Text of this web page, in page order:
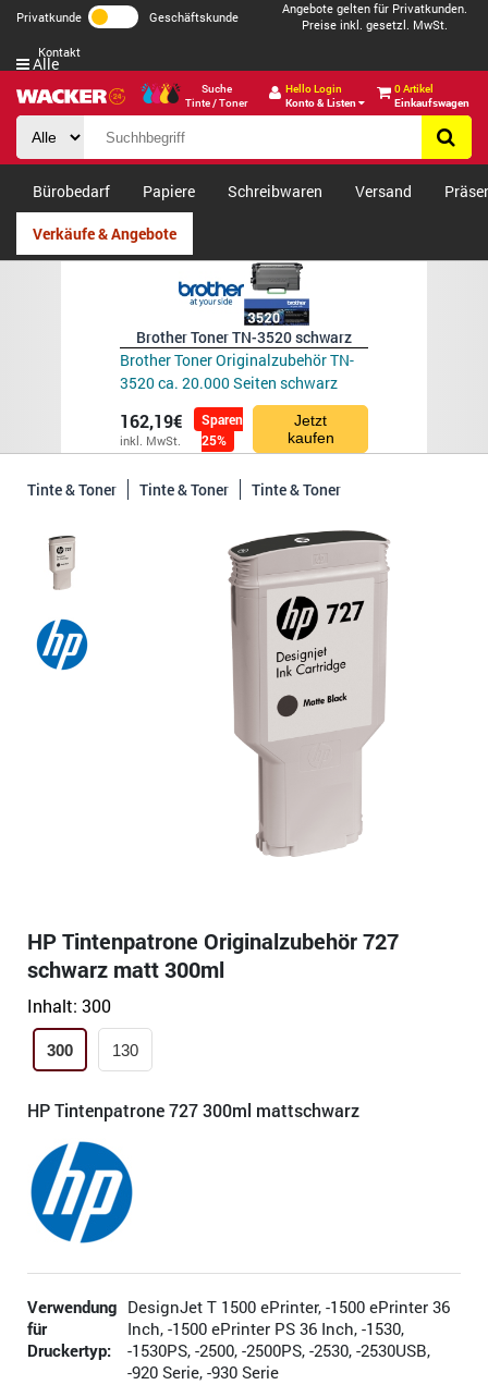
Privatkunde Geschäftskunde
Angebote gelten für Privatkunden.
Preise inkl. gesetzl. MwSt.
Kontakt
Suche
Tinte / Toner
Hello Login
Konto & Listen
0 Artikel
Einkaufswagen
Alle
Bürobedarf Papiere Schreibwaren Versand
Verkäufe & Angebote
Brother Toner TN-3520 schwarz
Brother Toner Originalzubehör TN-
3520 ca. 20.000 Seiten schwarz
162,19€
inkl. MwSt.
Sparen
25%
Jetzt
kaufen
Tinte & Toner Tinte & Toner Tinte & Toner
HP Tintenpatrone Originalzubehör 727
schwarz matt 300ml
Inhalt: 300
300 130
HP Tintenpatrone 727 300ml mattschwarz
Verwendung
für
Druckertyp:
DesignJet T 1500 ePrinter, -1500 ePrinter 36
Inch, -1500 ePrinter PS 36 Inch, -1530,
-1530PS, -2500, -2500PS, -2530, -2530USB,
-920 Serie, -930 Serie